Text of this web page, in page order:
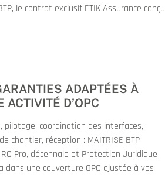
le contrat exclusif ETIK Assurance conçu
ADAPTÉES À
ACTIVITÉ D’OPC
pilotage, coordination des interfaces,
chantier, réception : MAITRISE BTP
Pro, décennale et Protection Juridique
dans une couverture OPC ajustée à vos